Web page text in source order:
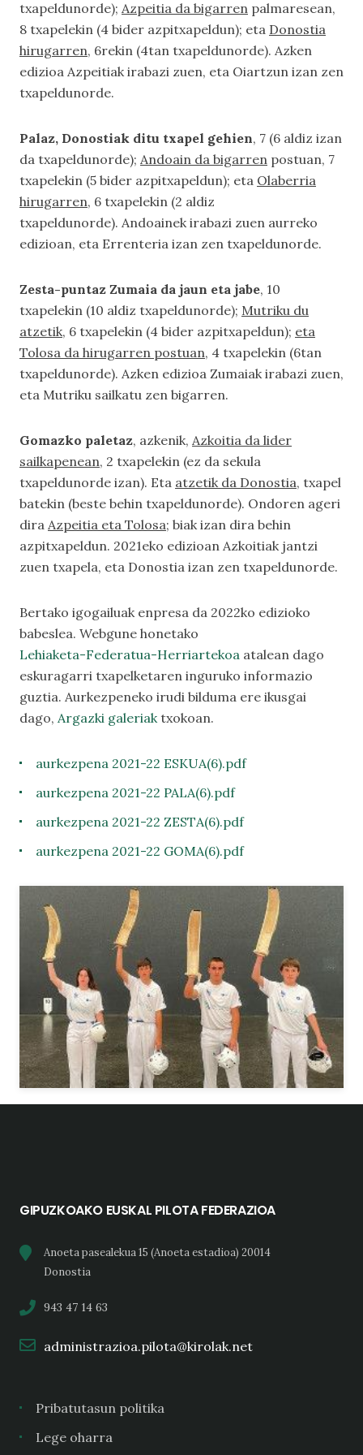
txapeldunorde); Azpeitia da bigarren palmaresean,
8 txapelekin (4 bider azpitxapeldun); eta Donostia
hirugarren, 6rekin (4tan txapeldunorde). Azken
edizioa Azpeitiak irabazi zuen, eta Oiartzun izan zen
txapeldunorde.
Palaz, Donostiak ditu txapel gehien, 7 (6 aldiz izan
da txapeldunorde); Andoain da bigarren postuan, 7
txapelekin (5 bider azpitxapeldun); eta Olaberria
hirugarren, 6 txapelekin (2 aldiz
txapeldunorde). Andoainek irabazi zuen aurreko
edizioan, eta Errenteria izan zen txapeldunorde.
Zesta-puntaz Zumaia da jaun eta jabe, 10
txapelekin (10 aldiz txapeldunorde); Mutriku du
atzetik, 6 txapelekin (4 bider azpitxapeldun); eta
Tolosa da hirugarren postuan, 4 txapelekin (6tan
txapeldunorde). Azken edizioa Zumaiak irabazi zuen,
eta Mutriku sailkatu zen bigarren.
Gomazko paletaz, azkenik, Azkoitia da lider
sailkapenean, 2 txapelekin (ez da sekula
txapeldunorde izan). Eta atzetik da Donostia, txapel
batekin (beste behin txapeldunorde). Ondoren ageri
dira Azpeitia eta Tolosa; biak izan dira behin
azpitxapeldun. 2021eko edizioan Azkoitiak jantzi
zuen txapela, eta Donostia izan zen txapeldunorde.
Bertako igogailuak enpresa da 2022ko edizioko
babeslea. Webgune honetako
Lehiaketa-Federatua-Herriartekoa atalean dago
eskuragarri txapelketaren inguruko informazio
guztia. Aurkezpeneko irudi bilduma ere ikusgai
dago, Argazki galeriaktxokoan.
aurkezpena 2021-22 ESKUA(6).pdf
aurkezpena 2021-22 PALA(6).pdf
aurkezpena 2021-22 ZESTA(6).pdf
aurkezpena 2021-22 GOMA(6).pdf
GIPUZKOAKO EUSKAL PILOTA FEDERAZIOA
Anoeta pasealekua 15 (Anoeta estadioa) 20014
Donostia
943 47 14 63
administrazioa.pilota@kirolak.net
Pribatutasun politika
Lege oharra